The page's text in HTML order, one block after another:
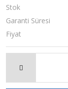
Stok
Garanti Süresi
Fiyat